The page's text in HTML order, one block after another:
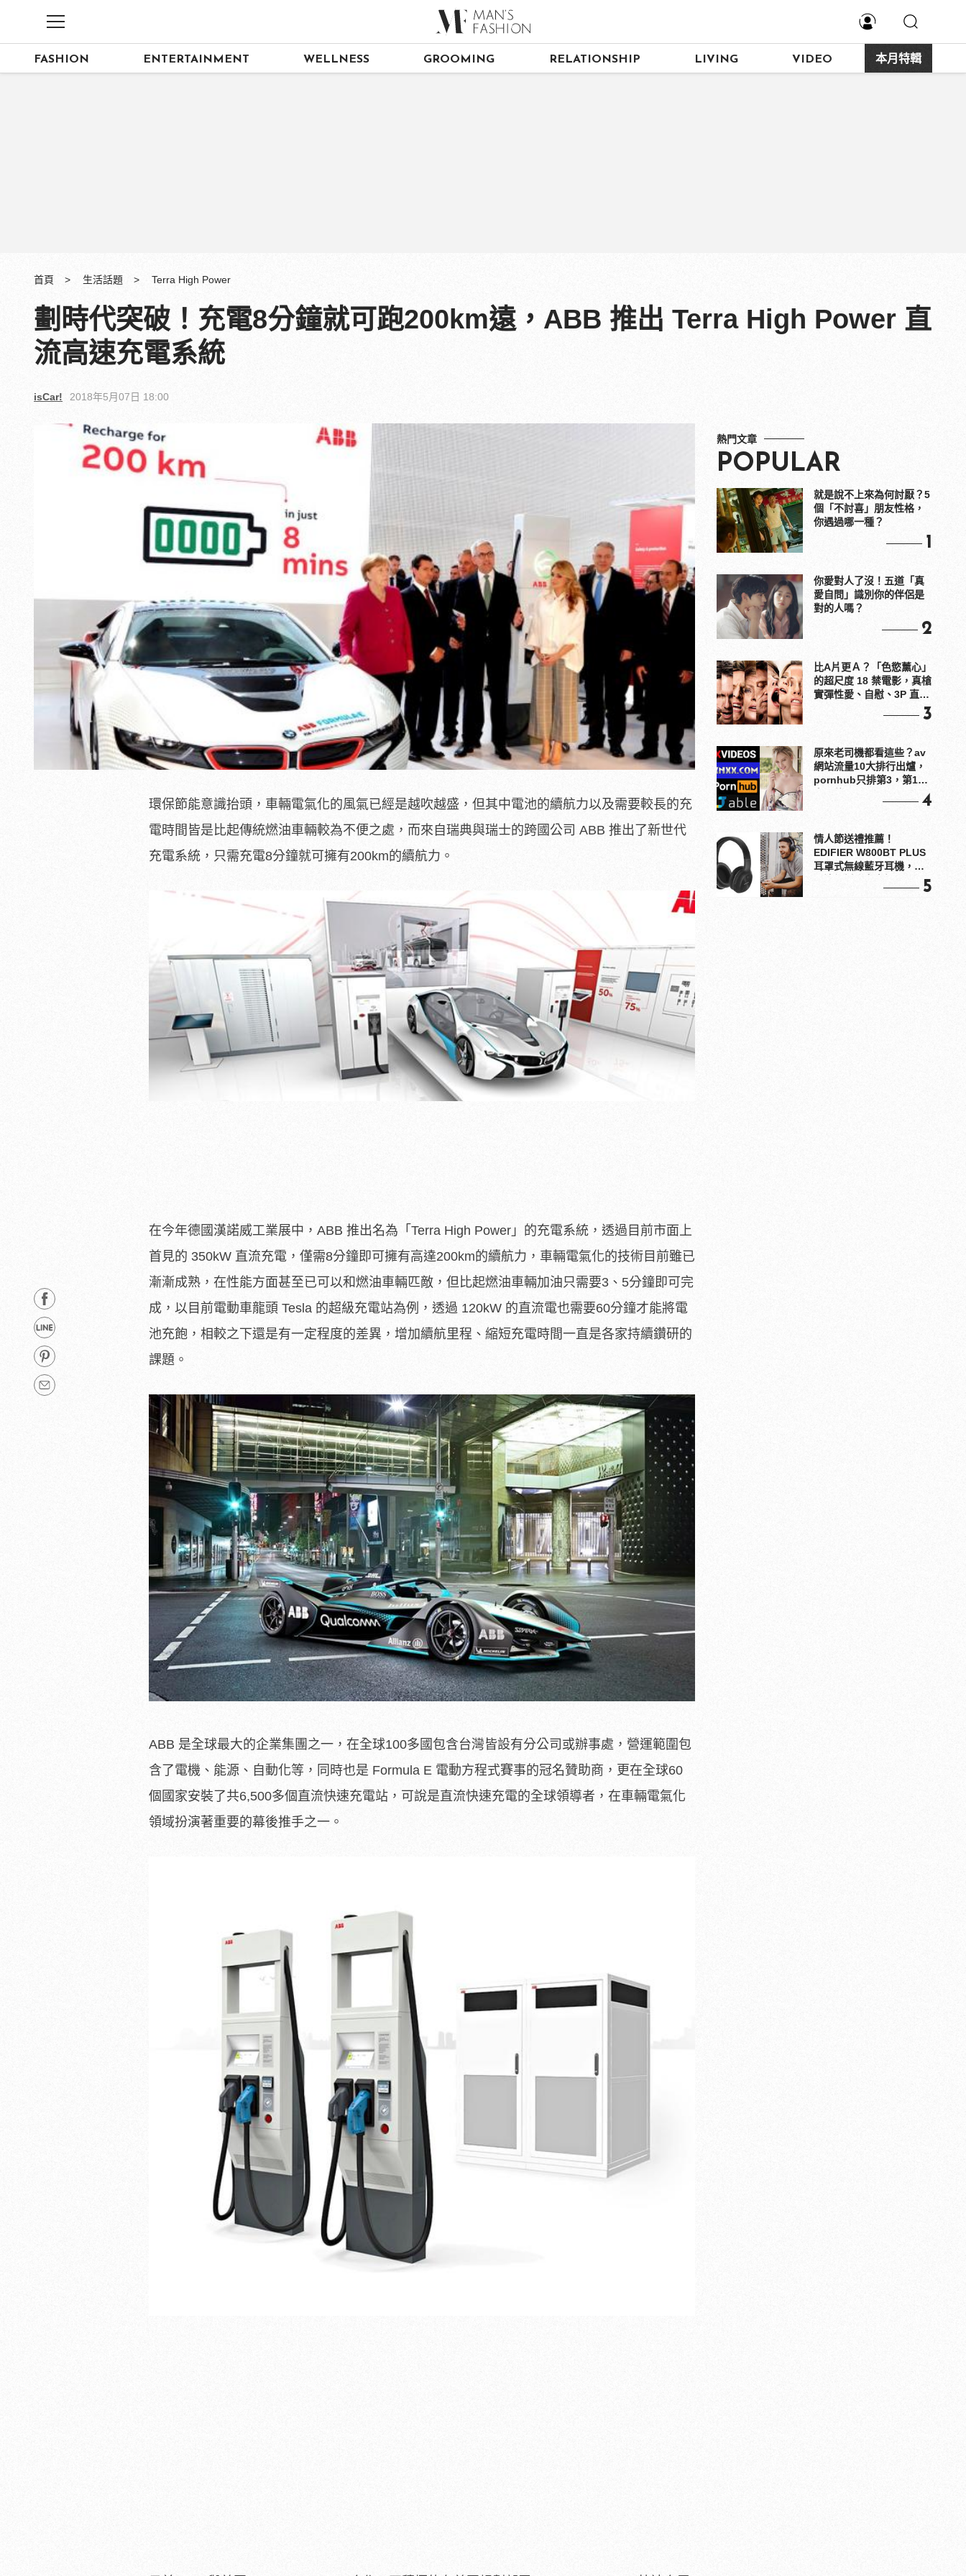
FASHION ENTERTAINMENT WELLNESS GROOMING RELATIONSHIP LIVING VIDEO 本月特輯
首頁 生活話題 Terra High Power
劃時代突破！充電8分鐘就可跑200km遠，ABB 推出 Terra High Power 直
流高速充電系統
isCar! 2018年5月07日 18:00
環保節能意識抬頭，車輛電氣化的風氣已經是越吹越盛，但其中電池的續航力以及需要較長的充
電時間皆是比起傳統燃油車輛較為不便之處，而來自瑞典與瑞士的跨國公司 ABB 推出了新世代
充電系統，只需充電8分鐘就可擁有200km的續航力。
在今年德國漢諾威工業展中，ABB 推出名為「Terra High Power」的充電系統，透過目前市面上
首見的 350kW 直流充電，僅需8分鐘即可擁有高達200km的續航力，車輛電氣化的技術目前雖已
漸漸成熟，在性能方面甚至已可以和燃油車輛匹敵，但比起燃油車輛加油只需要3、5分鐘即可完
成，以目前電動車龍頭 Tesla 的超級充電站為例，透過 120kW 的直流電也需要60分鐘才能將電
池充飽，相較之下還是有一定程度的差異，增加續航里程、縮短充電時間一直是各家持續鑽研的
課題。
ABB 是全球最大的企業集團之一，在全球100多國包含台灣皆設有分公司或辦事處，營運範圍包
含了電機、能源、自動化等，同時也是 Formula E 電動方程式賽事的冠名贊助商，更在全球60
個國家安裝了共6,500多個直流快速充電站，可說是直流快速充電的全球領導者，在車輛電氣化
領域扮演著重要的幕後推手之一。
熱門文章
POPULAR
就是說不上來為何討厭？5
個「不討喜」朋友性格，
你遇過哪一種？
1
你愛對人了沒！五道「真
愛自問」識別你的伴侶是
對的人嗎？
2
比A片更Ａ？「色慾薰心」
的超尺度 18 禁電影，真槍
實彈性愛、自慰、3P 直接
3
原來老司機都看這些？av
網站流量10大排行出爐，
pornhub只排第3，第1名
4
情人節送禮推薦！
EDIFIER W800BT PLUS
耳罩式無線藍牙耳機，在
5